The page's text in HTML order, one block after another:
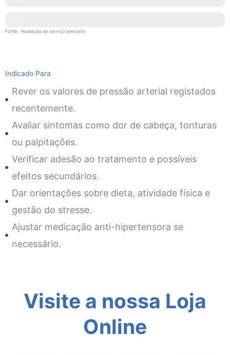
Fonte: Avaliação ao serviço prestado
Indicado Para
Rever os valores de pressão arterial registados
recentemente.
Avaliar sintomas como dor de cabeça, tonturas
ou palpitações.
Verificar adesão ao tratamento e possíveis
efeitos secundários.
Dar orientações sobre dieta, atividade física e
gestão do stresse.
Ajustar medicação anti-hipertensora se
necessário.
Visite a nossa Loja
Online